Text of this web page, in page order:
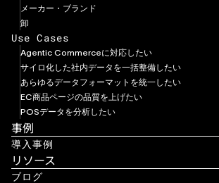
メーカー・ブランド
卸
Use Cases
Agentic Commerceに対応したい
サイロ化した社内データを一括整備したい
あらゆるデータフォーマットを統一したい
EC商品ページの品質を上げたい
POSデータを分析したい
事例
導入事例
リソース
ブログ